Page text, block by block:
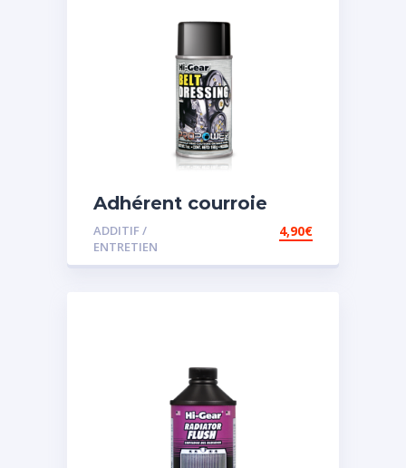
Adhérent courroie
ADDITIF /
ENTRETIEN
4,90€